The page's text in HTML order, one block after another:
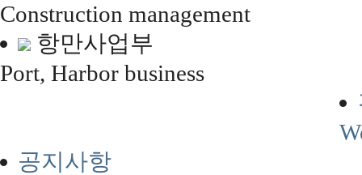
Construction management
항만사업부
Port, Harbor business
공지사항